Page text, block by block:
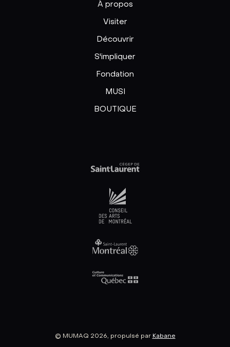
À propos
Visiter
Découvrir
S'impliquer
Fondation
MUSI
BOUTIQUE
© MUMAQ 2026, propulsé par Kabane